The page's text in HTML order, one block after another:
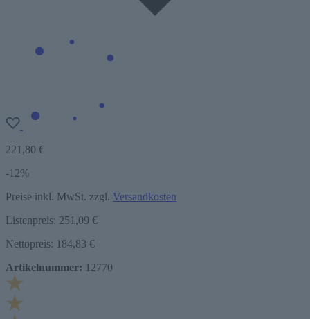
221,80 €
-12%
Preise inkl. MwSt. zzgl. Versandkosten
Listenpreis: 251,09 €
Nettopreis: 184,83 €
Artikelnummer: 12770